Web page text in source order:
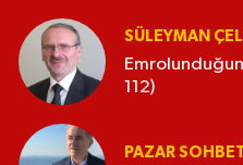
SÜLEYMAN
112)
PAZAR